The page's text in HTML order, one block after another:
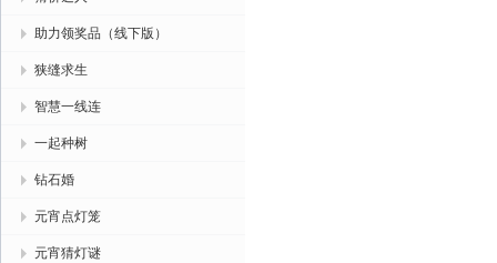
助力领奖品（线下版）
狭缝求生
智慧一线连
一起种树
钻石婚
元宵点灯笼
元宵猜灯谜